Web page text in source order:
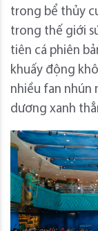
trong bể thủy
trong thế giới
tiên cá phiên
khuấy động
nhiều fan nhún
dương xanh